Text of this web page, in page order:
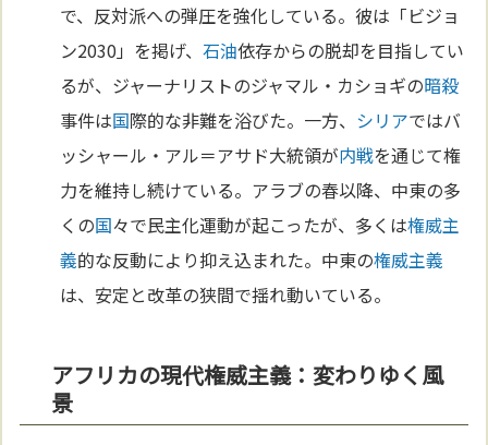
で、反対派への弾圧を強化している。彼は「ビジョ
ン2030」を掲げ、石油依存からの脱却を目指してい
るが、ジャーナリストのジャマル・カショギの暗殺
事件は国際的な非難を浴びた。一方、 シリアではバ
ッシャール・アル＝アサド大統領が内戦を通じて権
力を維持し続けている。アラブの春以降、中東の多
くの国々で民主化運動が起こったが、多くは権威主
義的な反動により抑え込まれた。中東の権威主義
は、安定と改革の狭間で揺れ動いている。
アフリカの現代権威主義：変わりゆく風
景